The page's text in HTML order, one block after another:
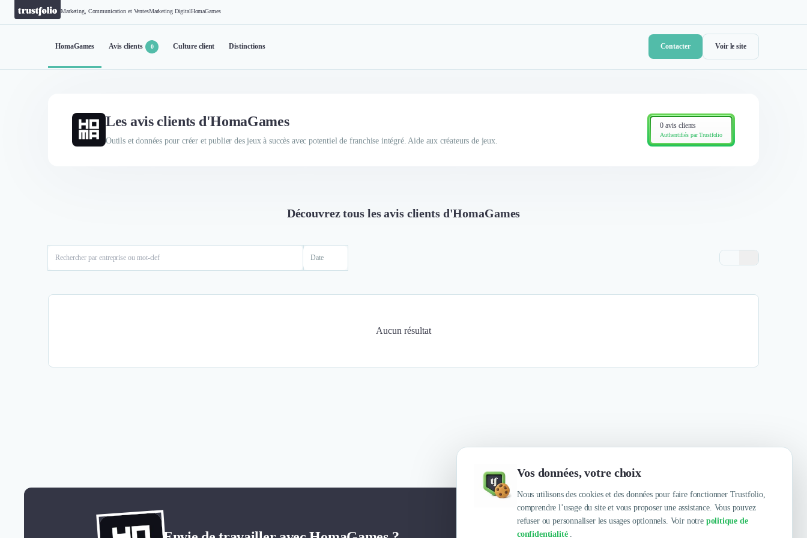
Vos données, votre choix
Nous utilisons des cookies et des données pour faire fonctionner Trustfolio,
comprendre l’usage du site et vous proposer une assistance. Vous pouvez
refuser ou personnaliser les usages optionnels. Voir notre politique de
confidentialité.
Marketing, Communication et VentesMarketing DigitalHomaGames
Contacter Voir le site
HomaGames Avis clients 0 Culture client Distinctions
Les avis clients d'HomaGames
Outils et données pour créer et publier des jeux à succès avec potentiel de franchise intégré. Aide aux créateurs de jeux.
0 avis clients
Authentifiés par Trustfolio
Découvrez tous les avis clients d'HomaGames
Date
Aucun résultat